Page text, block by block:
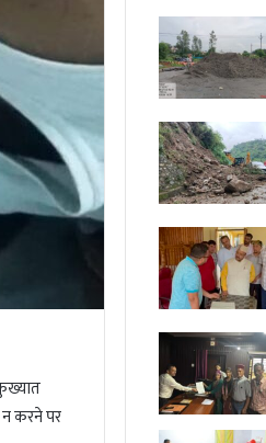
करने पर